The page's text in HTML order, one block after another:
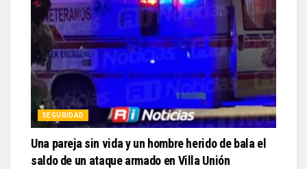
SEGURIDAD
Una pareja sin vida y un hombre herido de bala el
saldo de un ataque armado en Villa Unión